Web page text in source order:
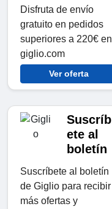
Disfruta de envío
gratuito en pedidos
superiores a 220€ en
giglio.com
Ver oferta
Suscríb
ete al
boletín
Suscríbete al boletín
de Giglio para recibir
más ofertas y